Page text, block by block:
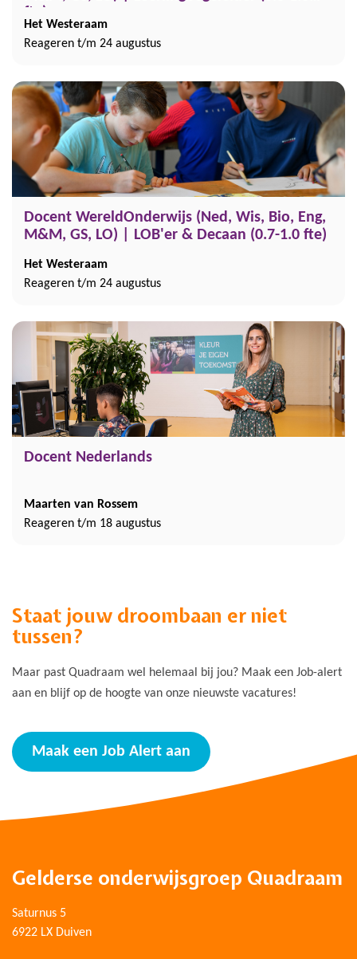
Het Westeraam
Reageren t/m 24 augustus
Docent WereldOnderwijs (Ned, Wis, Bio, Eng,
M&M, GS, LO) | LOB'er & Decaan (0.7-1.0 fte)
Het Westeraam
Reageren t/m 24 augustus
Docent Nederlands
Maarten van Rossem
Reageren t/m 18 augustus
Staat jouw droombaan er niet
tussen?
Maar past Quadraam wel helemaal bij jou? Maak een Job-alert
aan en blijf op de hoogte van onze nieuwste vacatures!
Maak een Job Alert aan
Gelderse onderwijsgroep Quadraam
Saturnus 5
6922 LX Duiven